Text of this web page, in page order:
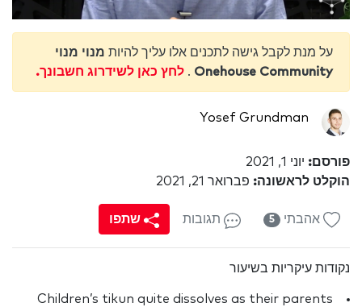
על מנת לקבל גישה לתכנים אלו עליך להיות מנוי מנוי
Onehouse Community
. לחץ כאן לשידרוג חשבונך.
Yosef Grundman
פורסם: יוני 1, 2021
הוקלט לראשונה: פברואר 21, 2021
אהבתי 5 תגובות שתפו
נקודות עיקריות בשיעור
Children’s tikun quite dissolves as their parents